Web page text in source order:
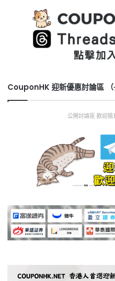
CouponHK 迎新優惠討論區 （
公開討論區 歡迎